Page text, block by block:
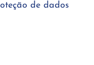
de dados